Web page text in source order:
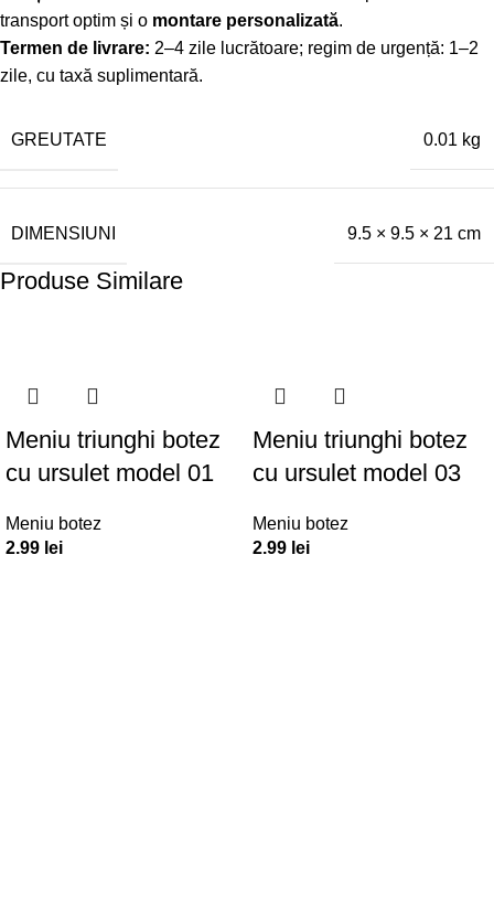
transport optim și o montare personalizată.
Termen de livrare: 2–4 zile lucrătoare; regim de urgență: 1–2
zile, cu taxă suplimentară.
GREUTATE 0.01 kg
DIMENSIUNI 9.5 × 9.5 × 21 cm
Produse Similare
Meniu triunghi botez
cu ursulet model 01
Meniu botez
2.99 lei
Meniu triunghi botez
cu ursulet model 03
Meniu botez
2.99 lei